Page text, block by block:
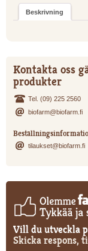
Beskrivning
Kontakta oss
produkter
Tel. (09) 225 2560
biofarm@biofarm.fi
tilaukset@biofarm.fi
Vill du utveckla
Skicka respons,